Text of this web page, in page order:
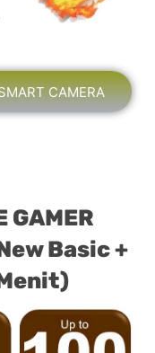
CAMERA
GAMER
Basic +